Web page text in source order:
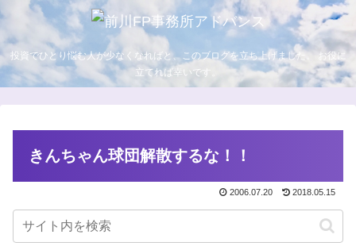
投資でひとり悩む人が少なくなればと、このブログを立ち上げました。 お役に
立てれば幸いです。
きんちゃん球団解散するな！！
2006.07.20 2018.05.15